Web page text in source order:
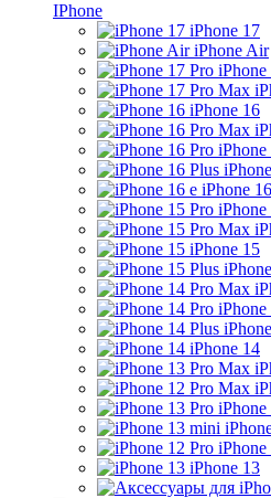
IPhone
iPhone 17
iPhone Air
iPhone
iPhone 16
iPhone
iPhone
iPhone
iPhone 15
iPhone
iPhone 14
iPhone
iPhone
iPhone 13